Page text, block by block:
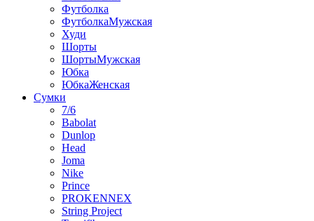
Футболка
ФутболкаМужская
Худи
Шорты
ШортыМужская
Юбка
ЮбкаЖенская
Сумки
7/6
Babolat
Dunlop
Head
Joma
Nike
Prince
PROKENNEX
String Project